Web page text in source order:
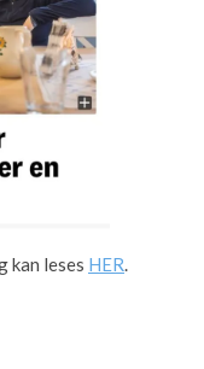
kan leses HER.